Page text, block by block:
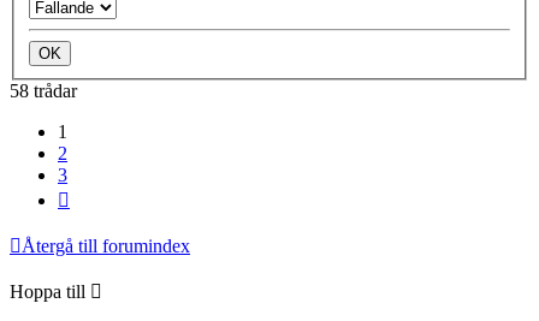
58 trådar
1
2
3
Återgå till forumindex
Hoppa till